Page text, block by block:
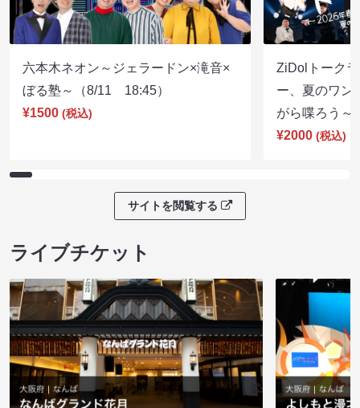
六本木ネオン～ジェラードン×滝音×
ぼる塾～（8/11 18:45）
¥1500 (税込)
ZiDolトーク
ー、夏のワン
がら喋ろう
¥2000 (税込)
サイトを閲覧する
ライブチケット